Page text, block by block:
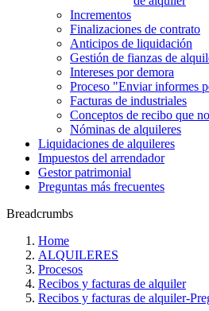
Incrementos
Finalizaciones de contrato
Anticipos de liquidación
Gestión de fianzas de
Intereses por demora
Proceso "Enviar informes
Facturas de industriales
Conceptos de recibo que
Nóminas de alquileres
Liquidaciones de alquileres
Impuestos del arrendador
Gestor patrimonial
Preguntas más frecuentes
Breadcrumbs
Home
ALQUILERES
Procesos
Recibos y facturas de alquiler
Recibos y facturas de alquiler‎-‎